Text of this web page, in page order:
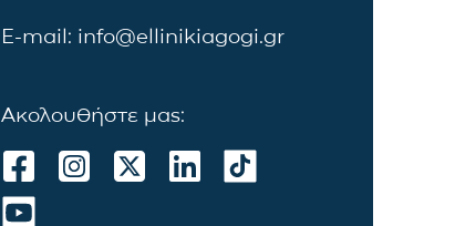
E-mail: info@ellinikiagogi.gr
Ακολουθήστε μας: